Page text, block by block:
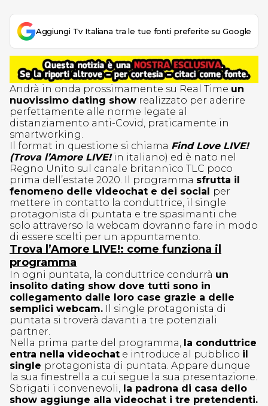
Aggiungi Tv Italiana tra le tue fonti preferite su Google
Andrà in onda prossimamente su Real Time un
nuovissimo dating show realizzato per aderire
perfettamente alle norme legate al
distanziamento anti-Covid, praticamente in
smartworking.
Il format in questione si chiama Find Love LIVE!
(Trova l’Amore LIVE!in italiano) ed è nato nel
Regno Unito sul canale britannico TLC poco
prima dell’estate 2020. Il programma sfrutta il
fenomeno delle videochat e dei social per
mettere in contatto la conduttrice, il single
protagonista di puntata e tre spasimanti che
solo attraverso la webcam dovranno fare in modo
di essere scelti per un appuntamento.
Trova l’Amore LIVE!: come funziona il
programma
In ogni puntata, la conduttrice condurrà un
insolito dating show dove tutti sono in
collegamento dalle loro case grazie a delle
semplici webcam. Il single protagonista di
puntata si troverà davanti a tre potenziali
partner.
Nella prima parte del programma, la conduttrice
entra nella videochat e introduce al pubblico il
single protagonista di puntata. Appare dunque
la sua finestrella a cui segue la sua presentazione.
Sbrigati i convenevoli, la padrona di casa dello
show aggiunge alla videochat i tre pretendenti.